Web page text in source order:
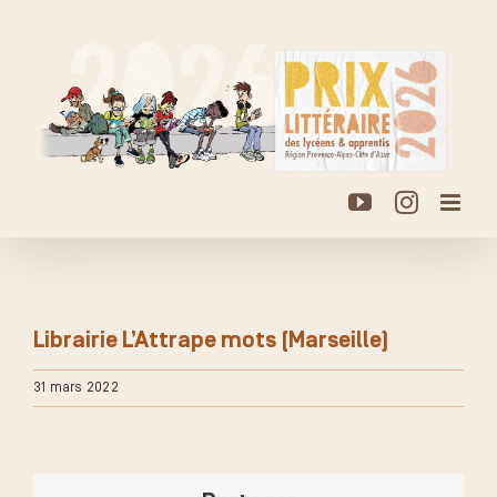
YouTube
Librairie L’Attrape mots (Marseille)
31 mars 2022